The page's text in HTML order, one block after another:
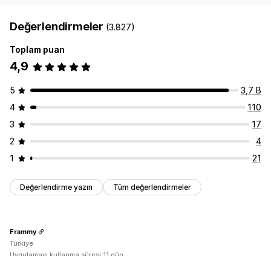
Değerlendirmeler (3.827)
Toplam puan
4,9
5
3,7 B
4
110
3
17
2
4
1
21
Değerlendirme yazın Tüm değerlendirmeler
Frammy
Türkiye